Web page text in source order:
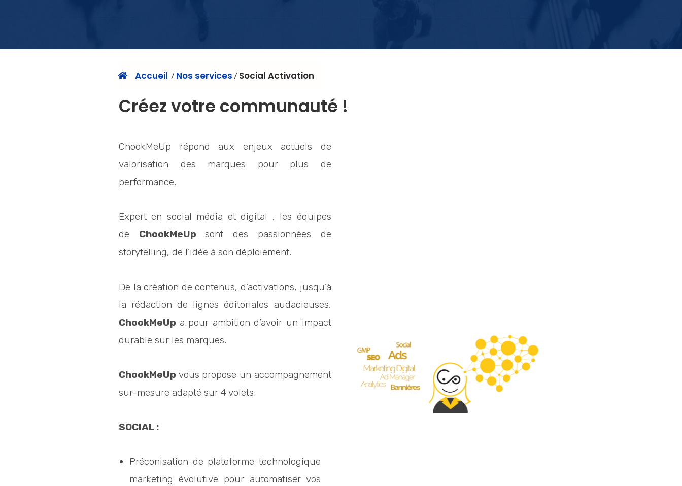
Accueil / Nos services / Social Activation
Créez votre communauté !
ChookMeUp répond aux enjeux actuels de
valorisation des marques pour plus de
performance.
Expert en social média et digital , les équipes
de ChookMeUpsont des passionnées de
storytelling, de l’idée à son déploiement.
De la création de contenus, d’activations, jusqu’à
la rédaction de lignes éditoriales audacieuses,
ChookMeUp a pour ambition d’avoir un impact
durable sur les marques.
ChookMeUp vous propose un accompagnement
sur-mesure adapté sur 4 volets:
SOCIAL :
Préconisation de plateforme technologique
marketing évolutive pour automatiser vos